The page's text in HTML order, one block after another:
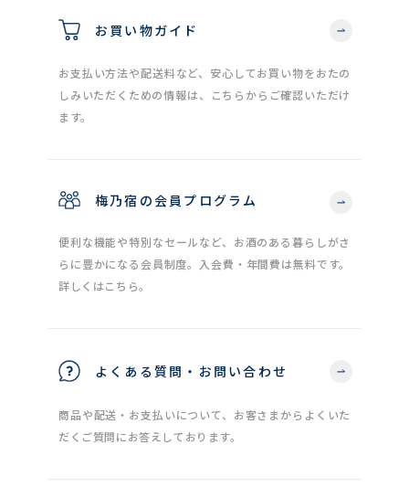
お買い物ガイド
お支払い方法や配送料など、安心してお買い物をおたの
しみいただくための情報は、こちらからご確認いただけ
ます。
梅乃宿の会員プログラム
便利な機能や特別なセールなど、お酒のある暮らしがさ
らに豊かになる会員制度。入会費・年間費は無料です。
詳しくはこちら。
よくある質問・お問い合わせ
商品や配送・お支払いについて、お客さまからよくいた
だくご質問にお答えしております。